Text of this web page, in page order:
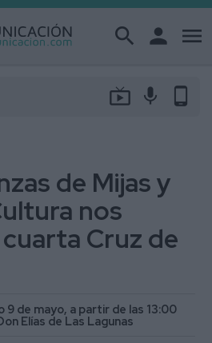
search person menu
live_tv mic phone_android
de Mijas y
nos
Cruz de
9 de mayo, a partir de las 13:00
Elías de Las Lagunas